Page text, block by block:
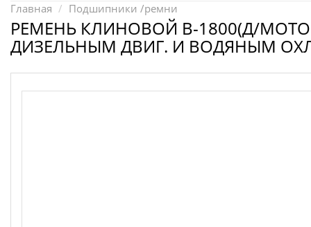
Запчасти для УШМ (болгарок)
Запчасти для электроинструмента другие
Конденсаторы
Якоря, статоры
Главная Подшипники /ремни
РЕМЕНЬ КЛИНОВОЙ B-1800(Д/
ДИЗЕЛЬНЫМ ДВИГ. И ВОДЯНЫМ